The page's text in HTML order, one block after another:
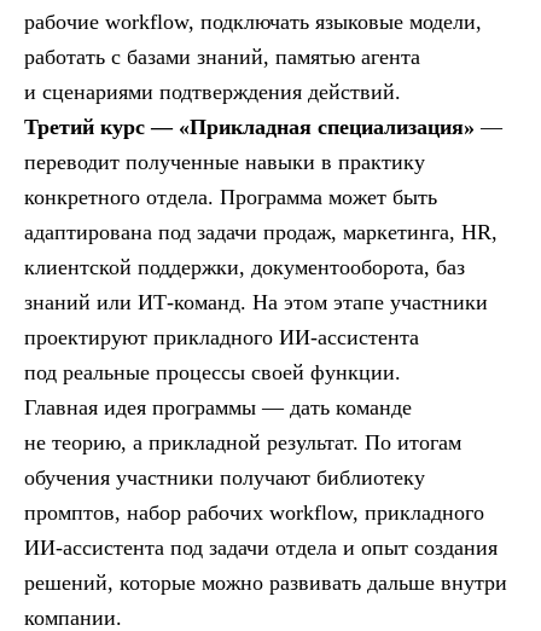
рабочие workflow, подключать языковые модели,
работать с базами знаний, памятью агента
и сценариями подтверждения действий.
Третий курс — «Прикладная специализация» —
переводит полученные навыки в практику
конкретного отдела. Программа может быть
адаптирована под задачи продаж, маркетинга, HR,
клиентской поддержки, документооборота, баз
знаний или ИТ-команд. На этом этапе участники
проектируют прикладного ИИ-ассистента
под реальные процессы своей функции.
Главная идея программы — дать команде
не теорию, а прикладной результат. По итогам
обучения участники получают библиотеку
промптов, набор рабочих workflow, прикладного
ИИ-ассистента под задачи отдела и опыт создания
решений, которые можно развивать дальше внутри
компании.